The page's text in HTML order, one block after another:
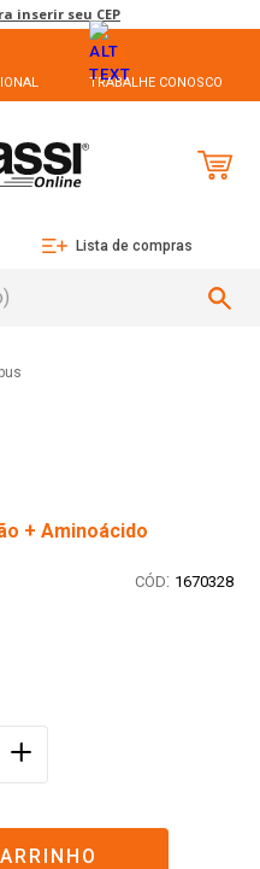
inserir seu CEP
TRABALHE CONOSCO
Lista de compras
+ Aminoácido
: 1670328
＋